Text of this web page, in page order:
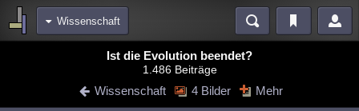
Wissenschaft
Blogs Videos
Chat Wiki Neuigkeiten
Ist die Evolution beendet?
1.486 Beiträge
Wissenschaft 4 Bilder Mehr